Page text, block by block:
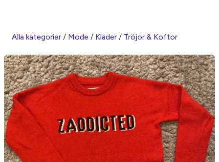
Alla kategorier / Mode / Kläder / Tröjor & Koftor